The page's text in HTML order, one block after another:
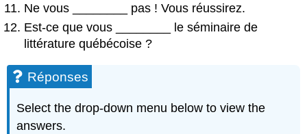
Ne vous
pas ! Vous réussirez.
Est-ce que vous
le séminaire de
littérature québécoise ?
Réponses
Select the drop-down menu below to view the
answers.